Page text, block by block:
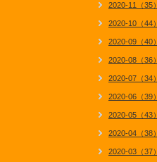
2020-11（35）
2020-10（44）
2020-09（40）
2020-08（36）
2020-07（34）
2020-06（39）
2020-05（43）
2020-04（38）
2020-03（37）